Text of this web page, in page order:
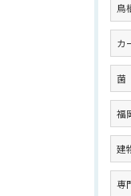
鳥
カ
菌
福
建
専